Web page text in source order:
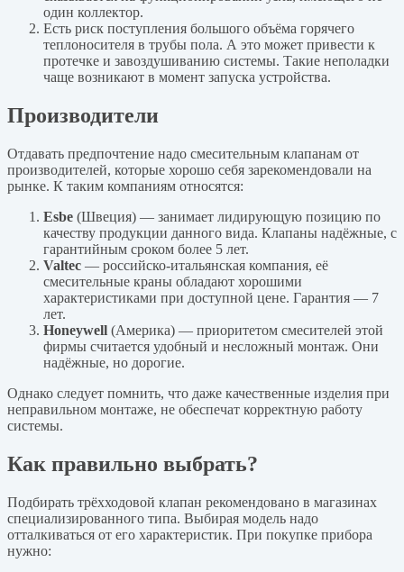
один коллектор.
Есть риск поступления большого объёма горячего
теплоносителя в трубы пола. А это может привести к
протечке и завоздушиванию системы. Такие неполадки
чаще возникают в момент запуска устройства.
Производители
Отдавать предпочтение надо смесительным клапанам от
производителей, которые хорошо себя зарекомендовали на
рынке. К таким компаниям относятся:
Esbe (Швеция) — занимает лидирующую позицию по
качеству продукции данного вида. Клапаны надёжные, с
гарантийным сроком более 5 лет.
Valtec — российско-итальянская компания, её
смесительные краны обладают хорошими
характеристиками при доступной цене. Гарантия — 7
лет.
Honeywell (Америка) — приоритетом смесителей этой
фирмы считается удобный и несложный монтаж. Они
надёжные, но дорогие.
Однако следует помнить, что даже качественные изделия при
неправильном монтаже, не обеспечат корректную работу
системы.
Как правильно выбрать?
Подбирать трёхходовой клапан рекомендовано в магазинах
специализированного типа. Выбирая модель надо
отталкиваться от его характеристик. При покупке прибора
нужно: